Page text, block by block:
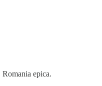
epica.